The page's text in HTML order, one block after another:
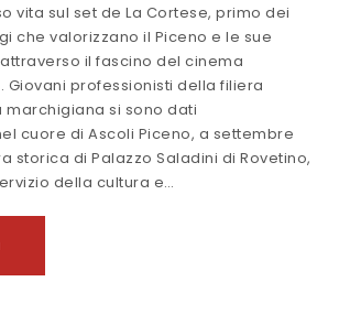
vita sul set de La Cortese, primo dei
che valorizzano il Piceno e le sue
il fascino del cinema
professionisti della filiera
si sono dati
cuore di Ascoli Piceno, a settembre
storica di Palazzo Saladini di Rovetino,
della cultura e…